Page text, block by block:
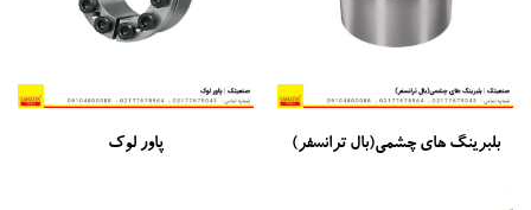
بلبرینگ های چشمی(بال ترانسفر) پاور لوک